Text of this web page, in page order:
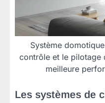
Système
contrôle et le pilotage
meilleure
Les systèmes de